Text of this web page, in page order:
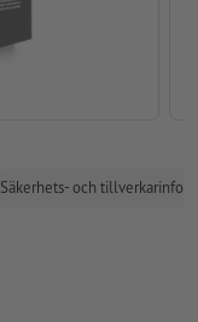
Säkerhets- och